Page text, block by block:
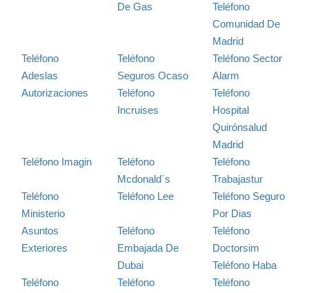
De Gas
Teléfono
Comunidad De
Madrid
Teléfono
Adeslas
Autorizaciones
Teléfono
Seguros Ocaso
Teléfono Sector
Alarm
Teléfono
Incruises
Teléfono
Hospital
Quirónsalud
Madrid
Teléfono Imagin
Teléfono
Mcdonald´s
Teléfono
Trabajastur
Teléfono
Ministerio
Asuntos
Exteriores
Teléfono Lee
Teléfono Seguro
Por Dias
Teléfono
Embajada De
Dubai
Teléfono
Doctorsim
Teléfono Haba
Teléfono
Teléfono
Teléfono